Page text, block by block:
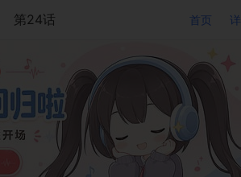
第24话 首页